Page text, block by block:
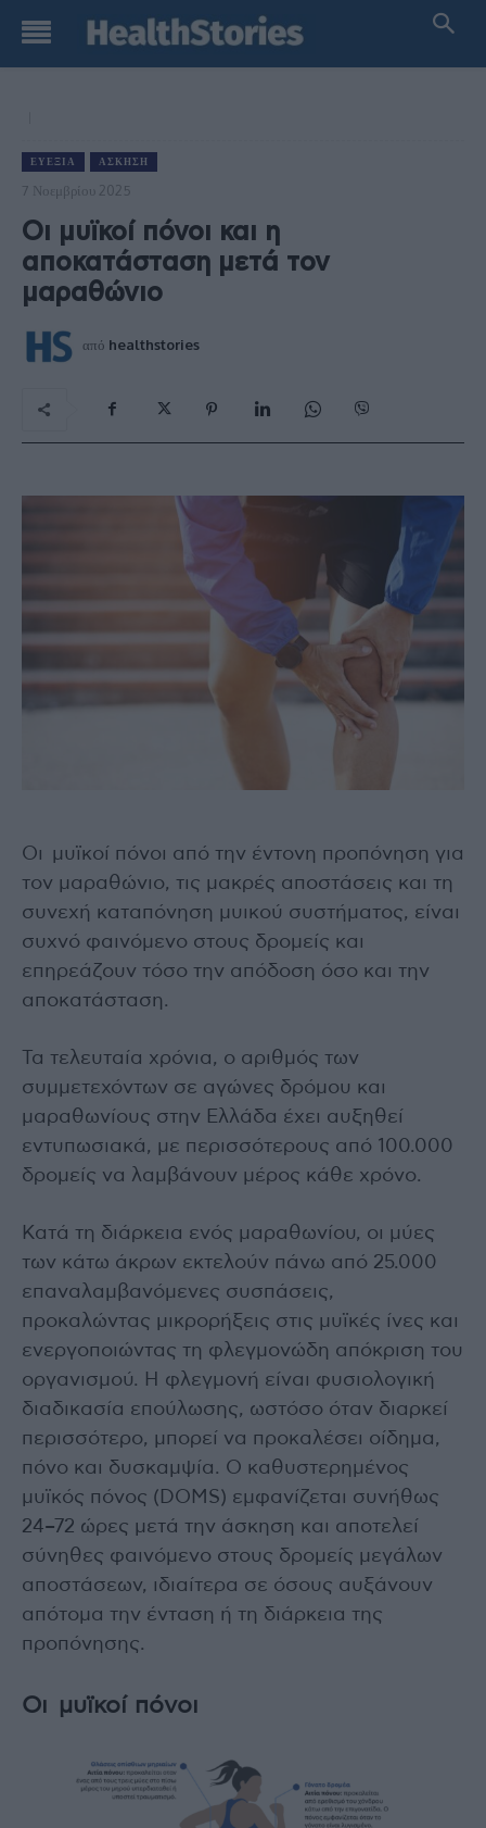
ΕΥΕΞΊΑ ΆΣΚΗΣΗ
7 Νοεμβρίου 2025
Οι μυϊκοί πόνοι και η
αποκατάσταση μετά τον
μαραθώνιο
από healthstories
Οι μυϊκοί πόνοι από την έντονη προπόνηση για
τον μαραθώνιο, τις μακρές αποστάσεις και τη
συνεχή καταπόνηση μυικού συστήματος, είναι
συχνό φαινόμενο στους δρομείς και
επηρεάζουν τόσο την απόδοση όσο και την
αποκατάσταση.
Τα τελευταία χρόνια, ο αριθμός των
συμμετεχόντων σε αγώνες δρόμου και
μαραθωνίους στην Ελλάδα έχει αυξηθεί
εντυπωσιακά, με περισσότερους από 100.000
δρομείς να λαμβάνουν μέρος κάθε χρόνο.
Κατά τη διάρκεια ενός μαραθωνίου, οι μύες
των κάτω άκρων εκτελούν πάνω από 25.000
επαναλαμβανόμενες συσπάσεις,
προκαλώντας μικρορήξεις στις μυϊκές ίνες και
ενεργοποιώντας τη φλεγμονώδη απόκριση του
οργανισμού. Η φλεγμονή είναι φυσιολογική
διαδικασία επούλωσης, ωστόσο όταν διαρκεί
περισσότερο, μπορεί να προκαλέσει οίδημα,
πόνο και δυσκαμψία. Ο καθυστερημένος
μυϊκός πόνος (DOMS) εμφανίζεται συνήθως
24–72 ώρες μετά την άσκηση και αποτελεί
σύνηθες φαινόμενο στους δρομείς μεγάλων
αποστάσεων, ιδιαίτερα σε όσους αυξάνουν
απότομα την ένταση ή τη διάρκεια της
προπόνησης.
Οι μυϊκοί πόνοι